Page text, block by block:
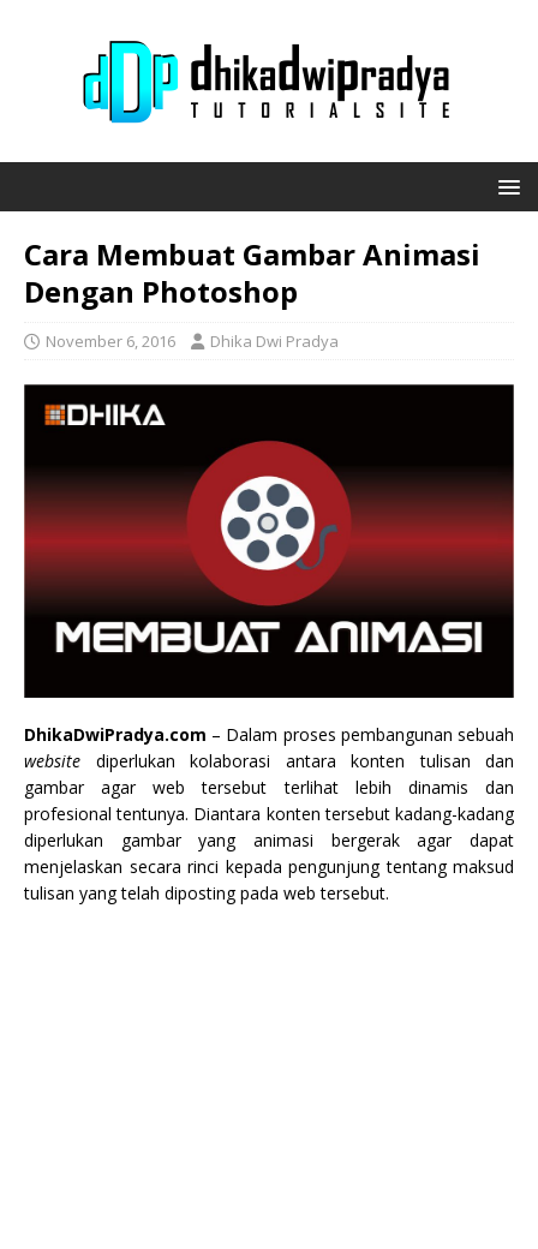
Cara Membuat Gambar Animasi
Dengan Photoshop
November 6, 2016 Dhika Dwi Pradya
DhikaDwiPradya.com – Dalam proses pembangunan sebuah
website diperlukan kolaborasi antara konten tulisan dan
gambar agar web tersebut terlihat lebih dinamis dan
profesional tentunya. Diantara konten tersebut kadang-kadang
diperlukan gambar yang animasi bergerakagar dapat
menjelaskan secara rinci kepada pengunjung tentang maksud
tulisan yang telah diposting pada web tersebut.